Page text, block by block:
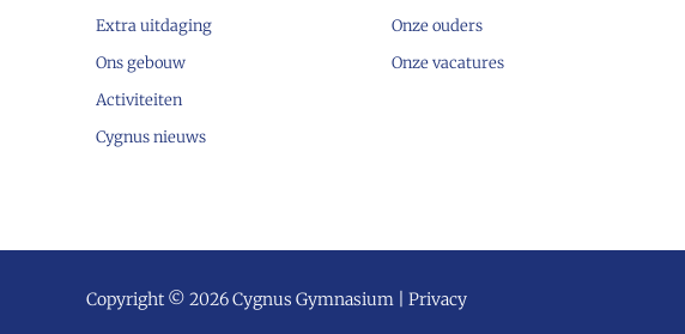
Extra uitdaging
Ons gebouw
Activiteiten
Cygnus nieuws
Onze ouders
Onze vacatures
Copyright © 2026 Cygnus Gymnasium | Privacy